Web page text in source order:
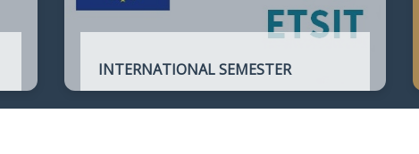
INTERNATIONAL SEMESTER